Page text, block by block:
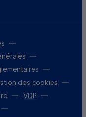
des cookies
VDP